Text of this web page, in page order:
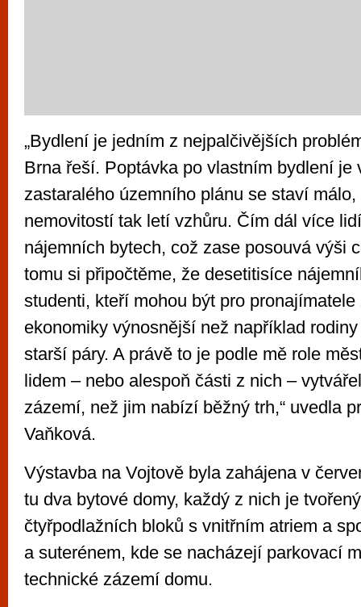
„Bydlení je jedním z nejpalčivějších
Brna řeší. Poptávka po vlastním bydlení je
zastaralého územního plánu se staví málo,
nemovitostí tak letí vzhůru. Čím dál více
nájemních bytech, což zase posouvá výši
tomu si připočtěme, že desetitisíce
studenti, kteří mohou být pro pronajímatele
ekonomiky výnosnější než například
starší páry. A právě to je podle mě role
lidem – nebo alespoň části z nich –
zázemí, než jim nabízí běžný trh,“ uvedla
Vaňková.
Výstavba na Vojtově byla zahájena v
tu dva bytové domy, každý z nich je
čtyřpodlažních bloků s vnitřním atriem a
a suterénem, kde se nacházejí parkovací
technické zázemí domu.